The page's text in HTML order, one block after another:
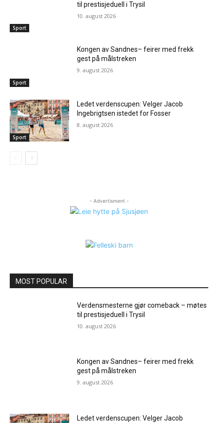
Sport
til prestisjeduell i Trysil
10. august 2026
Sport
Kongen av Sandnes– feirer med frekk
gest på målstreken
9. august 2026
Sport
Ledet verdenscupen: Velger Jacob
Ingebrigtsen istedet for Fosser
8. august 2026
- Advertisment -
MOST POPULAR
Verdensmesterne gjør comeback – møtes
til prestisjeduell i Trysil
10. august 2026
Kongen av Sandnes– feirer med frekk
gest på målstreken
9. august 2026
Ledet verdenscupen: Velger Jacob